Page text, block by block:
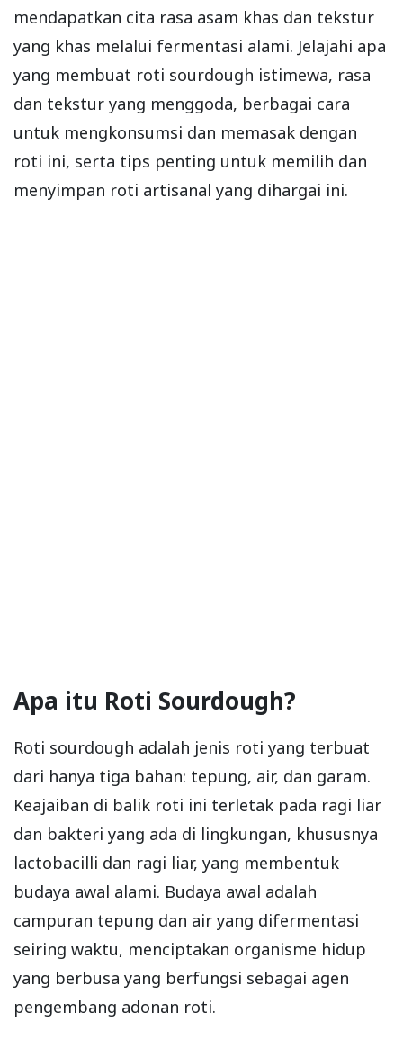
mendapatkan cita rasa asam khas dan tekstur
yang khas melalui fermentasi alami. Jelajahi apa
yang membuat roti sourdough istimewa, rasa
dan tekstur yang menggoda, berbagai cara
untuk mengkonsumsi dan memasak dengan
roti ini, serta tips penting untuk memilih dan
menyimpan roti artisanal yang dihargai ini.
Apa itu Roti Sourdough?
Roti sourdough adalah jenis roti yang terbuat
dari hanya tiga bahan: tepung, air, dan garam.
Keajaiban di balik roti ini terletak pada ragi liar
dan bakteri yang ada di lingkungan, khususnya
lactobacilli dan ragi liar, yang membentuk
budaya awal alami. Budaya awal adalah
campuran tepung dan air yang difermentasi
seiring waktu, menciptakan organisme hidup
yang berbusa yang berfungsi sebagai agen
pengembang adonan roti.